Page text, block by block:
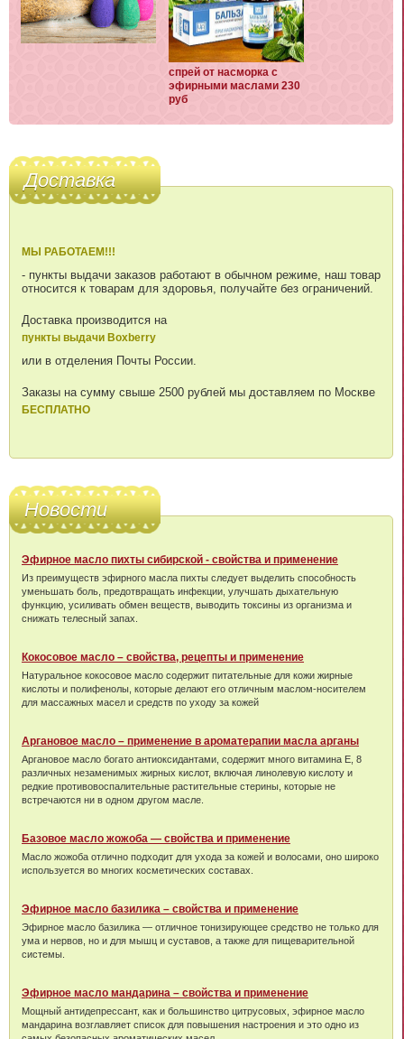
спрей от насморка с
эфирными маслами 230
руб
Доставка
МЫ РАБОТАЕМ!!!
- пункты выдачи заказов работают в обычном режиме, наш товар
относится к товарам для здоровья, получайте без ограничений.
Доставка производится на
пункты выдачи Boxberry
или в отделения Почты России.
Заказы на сумму свыше 2500 рублей мы доставляем по Москве
БЕСПЛАТНО
Новости
Эфирное масло пихты сибирской - свойства и применение
Из преимуществ эфирного масла пихты следует выделить способность
уменьшать боль, предотвращать инфекции, улучшать дыхательную
функцию, усиливать обмен веществ, выводить токсины из организма и
снижать телесный запах.
Кокосовое масло – свойства, рецепты и применение
Натуральное кокосовое масло содержит питательные для кожи жирные
кислоты и полифенолы, которые делают его отличным маслом-носителем
для массажных масел и средств по уходу за кожей
Аргановое масло – применение в ароматерапии масла арганы
Аргановое масло богато антиоксидантами, содержит много витамина Е, 8
различных незаменимых жирных кислот, включая линолевую кислоту и
редкие противовоспалительные растительные стерины, которые не
встречаются ни в одном другом масле.
Базовое масло жожоба — свойства и применение
Масло жожоба отлично подходит для ухода за кожей и волосами, оно широко
используется во многих косметических составах.
Эфирное масло базилика – свойства и применение
Эфирное масло базилика — отличное тонизирующее средство не только для
ума и нервов, но и для мышц и суставов, а также для пищеварительной
системы.
Эфирное масло мандарина – свойства и применение
Мощный антидепрессант, как и большинство цитрусовых, эфирное масло
мандарина возглавляет список для повышения настроения и это одно из